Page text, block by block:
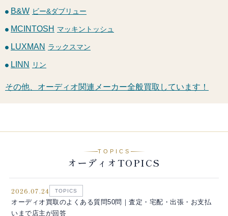
B&W ビー&ダブリュー
MCINTOSH マッキントッシュ
LUXMAN ラックスマン
LINN リン
その他、オーディオ関連メーカー全般買取しています！
TOPICS
オーディオTOPICS
2026.07.24 TOPICS
オーディオ買取のよくある質問50問｜査定・宅配・出張・お支払
いまで店主が回答